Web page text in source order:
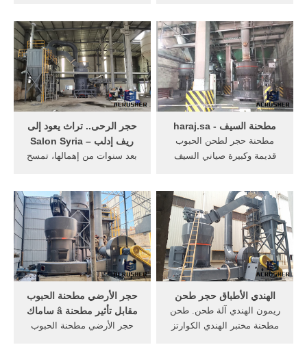
المجانقي في هذا الوقت أنها
أول آله أستخدمت في توليد
الطاقة في التاريخ، وقد أستخدم
المحور الرأسي للطواحين لأول
مرة ...
شراء دليل مطحنة القمح,حجر
طاحونة آلة,مطحنة آلة
الحجر,آلة مطحنة الحجر,، . 110
فولت/220 فولت رقيق طحن
آلة 2000 جرام الحبوب مطحنة
كهربائية ل التوابل ...
حجر الرحى.. تراث يعود إلى
ريف إدلب – Salon Syria
بعد سنوات من إهمالها، تمسح
مجدداً لطحن الحبوب،
والاستفادة منها في ظل شبه
توقف للمطاحن الحديثة عن
العمل بعد انقطاع التيار
الكهربائي ومادة الديزل، حيث
تقول "حمداً ...
مطحنة السيف - haraj.sa
مطحنة حجر لطحن الحبوب
قديمة وكبيرة صياني السيف
للبيع مطحنة قهوة يوريكا أتوم
مطحنة ...
حجر الأرضي مطحنة الحبوب
مقابل تأثير مطحنة â ساماك
حجر الأرضي مطحنة الحبوب
الهندي الأطباق حجر طحن
ريمون الهندي آلة طحن. طحن
مطحنة مختبر الهندي الكوارتز